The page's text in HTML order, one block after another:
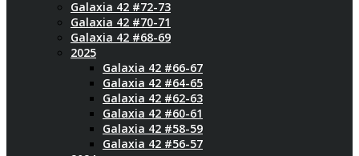
Galaxia 42 #72-73
Galaxia 42 #70-71
Galaxia 42 #68-69
2025
Galaxia 42 #66-67
Galaxia 42 #64-65
Galaxia 42 #62-63
Galaxia 42 #60-61
Galaxia 42 #58-59
Galaxia 42 #56-57